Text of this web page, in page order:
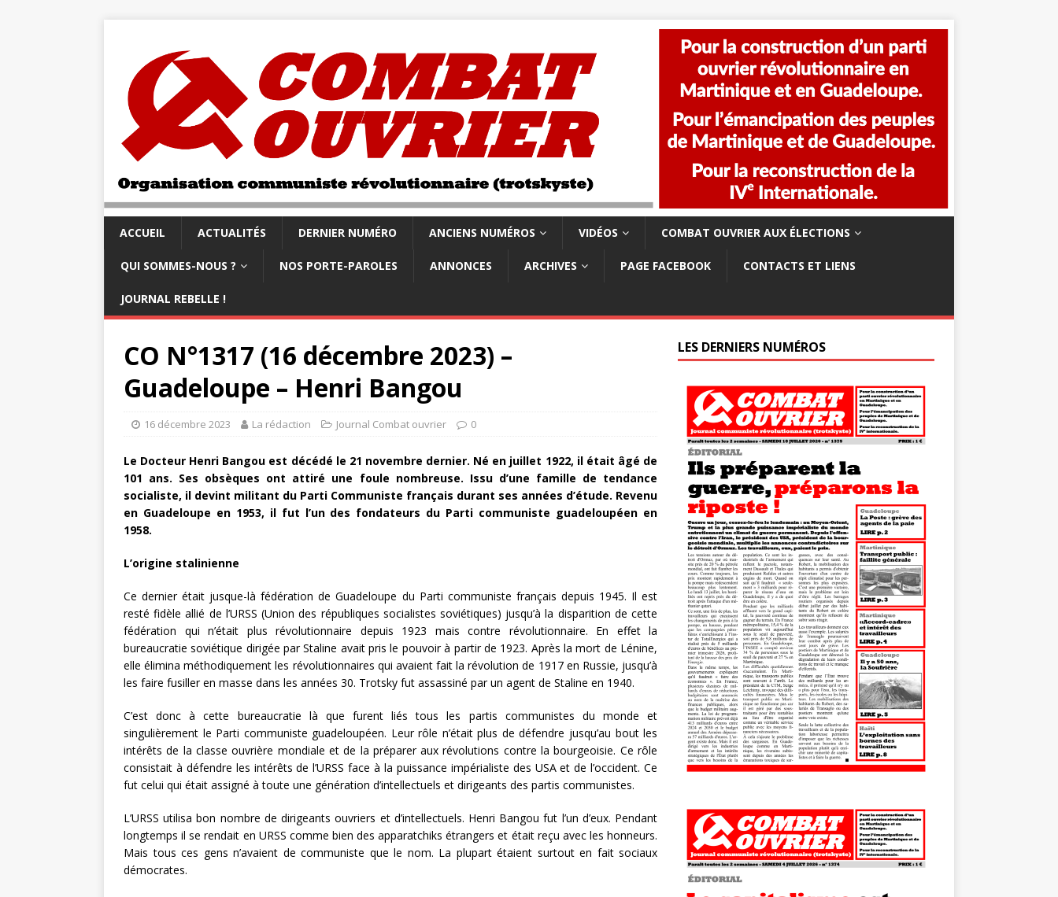
ACCUEIL ACTUALITÉS DERNIER NUMÉRO ANCIENS NUMÉROS VIDÉOS COMBAT OUVRIER AUX ÉLECTIONS
QUI SOMMES-NOUS ? NOS PORTE-PAROLES ANNONCES ARCHIVES PAGE FACEBOOK CONTACTS ET LIENS
JOURNAL REBELLE !
CO N°1317 (16 décembre 2023) –
Guadeloupe – Henri Bangou
16 décembre 2023 La rédaction Journal Combat ouvrier 0
Le Docteur Henri Bangou est décédé le 21 novembre dernier. Né en juillet 1922, il était âgé de
101 ans. Ses obsèques ont attiré une foule nombreuse. Issu d’une famille de tendance
socialiste, il devint militant du Parti Communiste français durant ses années d’étude. Revenu
en Guadeloupe en 1953, il fut l’un des fondateurs du Parti communiste guadeloupéen en
1958.
L’origine stalinienne
Ce dernier était jusque-là fédération de Guadeloupe du Parti communiste français depuis 1945. Il est
resté fidèle allié de l’URSS (Union des républiques socialistes soviétiques) jusqu’à la disparition de cette
fédération qui n’était plus révolutionnaire depuis 1923 mais contre révolutionnaire. En effet la
bureaucratie soviétique dirigée par Staline avait pris le pouvoir à partir de 1923. Après la mort de Lénine,
elle élimina méthodiquement les révolutionnaires qui avaient fait la révolution de 1917 en Russie, jusqu’à
les faire fusiller en masse dans les années 30. Trotsky fut assassiné par un agent de Staline en 1940.
C’est donc à cette bureaucratie là que furent liés tous les partis communistes du monde et
singulièrement le Parti communiste guadeloupéen. Leur rôle n’était plus de défendre jusqu’au bout les
intérêts de la classe ouvrière mondiale et de la préparer aux révolutions contre la bourgeoisie. Ce rôle
consistait à défendre les intérêts de l’URSS face à la puissance impérialiste des USA et de l’occident. Ce
fut celui qui était assigné à toute une génération d’intellectuels et dirigeants des partis communistes.
L’URSS utilisa bon nombre de dirigeants ouvriers et d’intellectuels. Henri Bangou fut l’un d’eux. Pendant
longtemps il se rendait en URSS comme bien des apparatchiks étrangers et était reçu avec les honneurs.
Mais tous ces gens n’avaient de communiste que le nom. La plupart étaient surtout en fait sociaux
démocrates.
LES DERNIERS NUMÉROS